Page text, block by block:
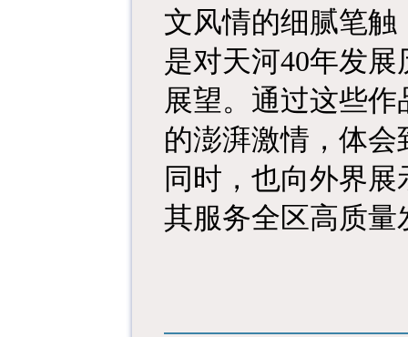
文风情的细腻笔
是对天河40年发
展望。通过这些
的澎湃激情，体
同时，也向外界
其服务全区高质